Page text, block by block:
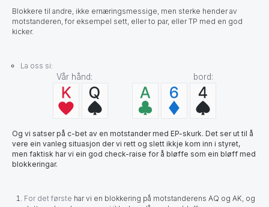
Blokkere til andre, ikke ernæringsmessige, men sterke hender av
motstanderen, for eksempel sett, eller to par, eller TP med en god
kicker.
La oss si:
Vår hånd: bord:
Og vi satser på c-bet av en motstander med EP-skurk. Det ser ut til å
vere ein vanleg situasjon der vi rett og slett ikkje kom inn i styret,
men faktisk har vi ein god check-raise for å bløffe som ein bløff med
blokkeringar.
For det første har vi en blokkering på motstanderens AQ og AK, og